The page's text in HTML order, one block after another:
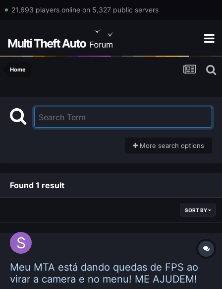
21,693 players online on 5,327 public servers
Home
More search options
Found 1 result
SORT BY
Meu MTA está dando quedas de FPS ao
virar a camera e no menu! ME AJUDEM!